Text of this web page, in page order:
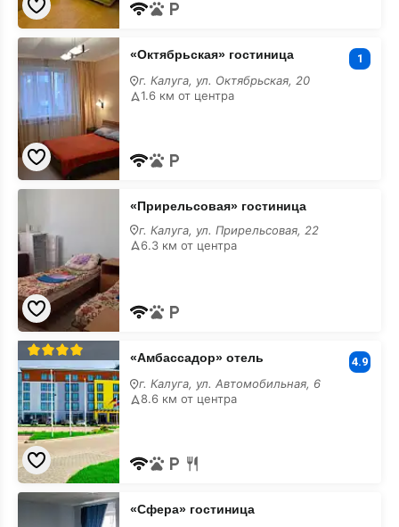
«Октябрьская»
гостиница
с
парковкой
«Октябрьская» гостиница 1
г. Калуга, ул. Октябрьская, 20
1.6 км от центра
«Прирельсовая»
парковкой
«Прирельсовая» гостиница
г. Калуга, ул. Прирельсовая, 22
6.3 км от центра
«Амбассадор»
отель
с
парковкой
«Амбассадор» отель 4.9
г. Калуга, ул. Автомобильная, 6
8.6 км от центра
«Сфера»
гостиница
«Сфера» гостиница